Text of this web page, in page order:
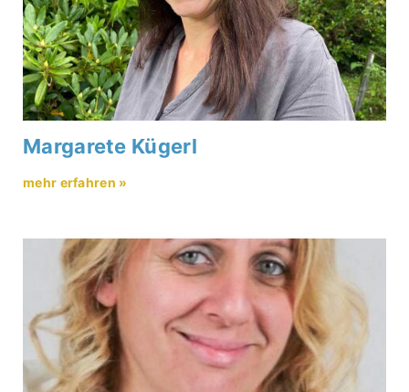
Margarete Kügerl
mehr erfahren »